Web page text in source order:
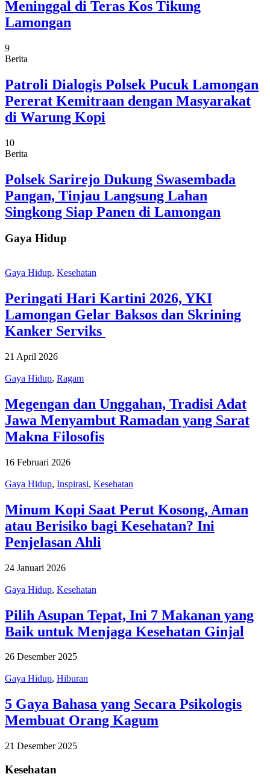
Meninggal di Teras Kos Tikung
Lamongan
9
Berita
Patroli Dialogis Polsek Pucuk Lamongan
Pererat Kemitraan dengan Masyarakat
di Warung Kopi
10
Berita
Polsek Sarirejo Dukung Swasembada
Pangan, Tinjau Langsung Lahan
Singkong Siap Panen di Lamongan
Gaya Hidup
Gaya Hidup, Kesehatan
Peringati Hari Kartini 2026, YKI
Lamongan Gelar Baksos dan Skrining
Kanker Serviks
21 April 2026
Gaya Hidup, Ragam
Megengan dan Unggahan, Tradisi Adat
Jawa Menyambut Ramadan yang Sarat
Makna Filosofis
16 Februari 2026
Gaya Hidup, Inspirasi, Kesehatan
Minum Kopi Saat Perut Kosong, Aman
atau Berisiko bagi Kesehatan? Ini
Penjelasan Ahli
24 Januari 2026
Gaya Hidup, Kesehatan
Pilih Asupan Tepat, Ini 7 Makanan yang
Baik untuk Menjaga Kesehatan Ginjal
26 Desember 2025
Gaya Hidup, Hiburan
5 Gaya Bahasa yang Secara Psikologis
Membuat Orang Kagum
21 Desember 2025
Kesehatan